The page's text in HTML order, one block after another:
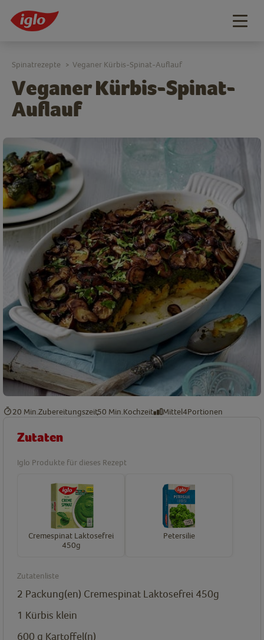
Veganer Kürbis-Spinat-
Auflauf
Spinatrezepte > Veganer Kürbis-Spinat-Auflauf
20 Min. Zubereitungszeit50 Min. Kochzeit Mittel4Portionen
Zutaten
Iglo Produkte für dieses Rezept
Cremespinat Laktosefrei
450g
Petersilie
Zutatenliste
2 Packung(en) Cremespinat Laktosefrei 450g
1 Kürbis klein
600 g Kartoffel(n)